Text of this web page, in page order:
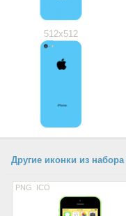
512x512
Другие иконки из
PNG ICO